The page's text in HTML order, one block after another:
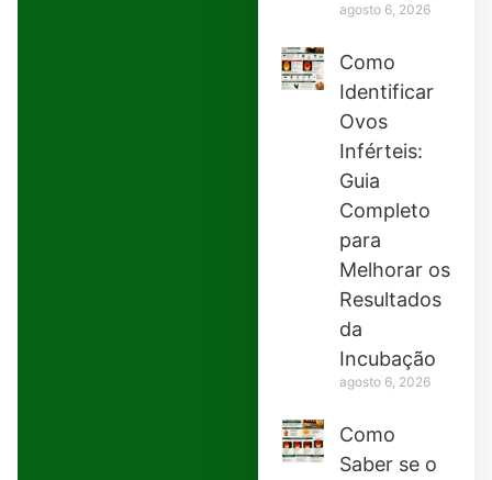
agosto 6, 2026
Como
Identificar
Ovos
Inférteis:
Guia
Completo
para
Melhorar os
Resultados
da
Incubação
agosto 6, 2026
Como
Saber se o